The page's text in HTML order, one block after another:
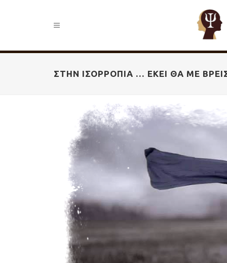
ΣΤΗΝ ΙΣΟΡΡΟΠΊΑ … ΕΚΕΊ ΘΑ ΜΕ ΒΡΕΙΣ.